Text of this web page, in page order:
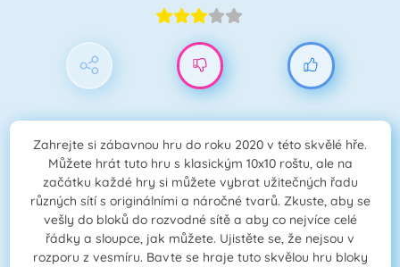
Zahrejte si zábavnou hru do roku 2020 v této skvělé hře.
Můžete hrát tuto hru s klasickým 10x10 roštu, ale na
začátku každé hry si můžete vybrat užitečných řadu
různých sítí s originálními a náročné tvarů. Zkuste, aby se
vešly do bloků do rozvodné sítě a aby co nejvíce celé
řádky a sloupce, jak můžete. Ujistěte se, že nejsou v
rozporu z vesmíru. Bavte se hraje tuto skvělou hru bloky